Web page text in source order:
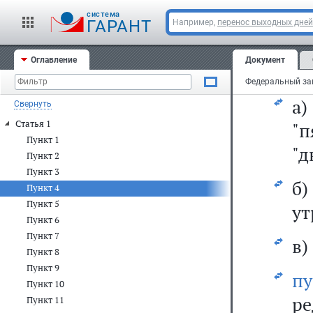
cистема
ГАРАНТ Например, перенос выходных дней
Оглавление
Свернуть
Статья 1
Пункт 1
Пункт 2
Пункт 3
Пункт 4
Пункт 5
Пункт 6
Пункт 7
Пункт 8
Пункт 9
Пункт 10
Пункт 11
Документ